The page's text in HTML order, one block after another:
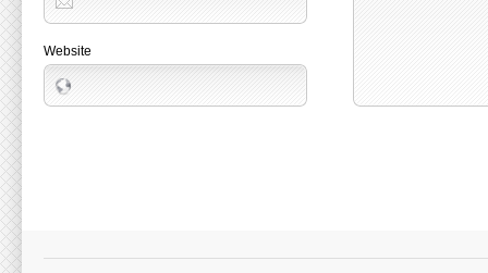
Website